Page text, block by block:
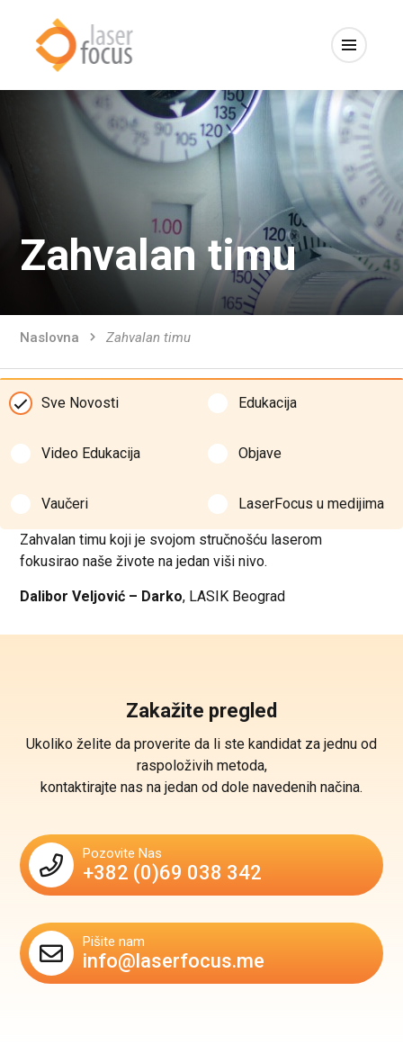
Zahvalan timu
Naslovna Zahvalan timu
Sve Novosti Edukacija
Video Edukacija Objave
Vaučeri LaserFocus u medijima
Zahvalan timu koji je svojom stručnošću laserom
fokusirao naše živote na jedan viši nivo.
Dalibor Veljović – Darko, LASIK Beograd
Zakažite pregled
Ukoliko želite da proverite da li ste kandidat za jednu od
raspoloživih metoda,
kontaktirajte nas na jedan od dole navedenih načina.
Pozovite Nas
+382 (0)69 038 342
Pišite nam
info@laserfocus.me